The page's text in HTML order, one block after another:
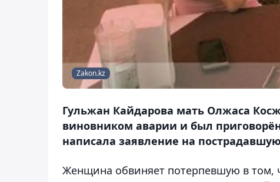
Zakon.kz
Гульжан Кайдарова мать Олжаса
виновником аварии и был
написала заявление на
Женщина обвиняет потерпевшую в том,